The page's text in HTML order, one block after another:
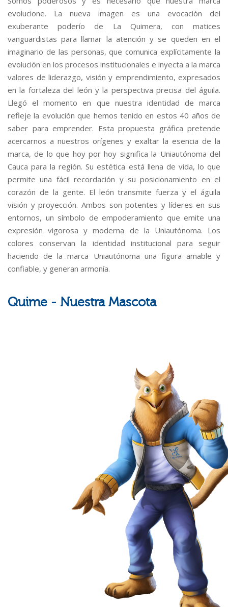
evolucione. La nueva imagen es una evocación del
exuberante poderío de La Quimera, con matices
vanguardistas para llamar la atención y se queden en el
imaginario de las personas, que comunica explícitamente la
evolución en los procesos institucionales e inyecta a la marca
valores de liderazgo, visión y emprendimiento, expresados
en la fortaleza del león y la perspectiva precisa del águila.
Llegó el momento en que nuestra identidad de marca
refleje la evolución que hemos tenido en estos 40 años de
saber para emprender. Esta propuesta gráfica pretende
acercarnos a nuestros orígenes y exaltar la esencia de la
marca, de lo que hoy por hoy significa la Uniautónoma del
Cauca para la región. Su estética está llena de vida, lo que
permite una fácil recordación y su posicionamiento en el
corazón de la gente. El león transmite fuerza y el águila
visión y proyección. Ambos son potentes y líderes en sus
entornos, un símbolo de empoderamiento que emite una
expresión vigorosa y moderna de la Uniautónoma. Los
colores conservan la identidad institucional para seguir
haciendo de la marca Uniautónoma una figura amable y
confiable, y generan armonía.
Quime - Nuestra Mascota